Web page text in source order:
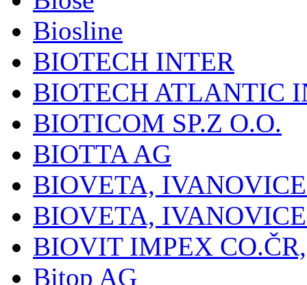
Biosline
BIOTECH INTER
BIOTECH ATLANTIC
BIOTICOM SP.Z O.O.
BIOTTA AG
BIOVETA,
BIOVETA,
BIOVIT IMPEX
Bitop AG